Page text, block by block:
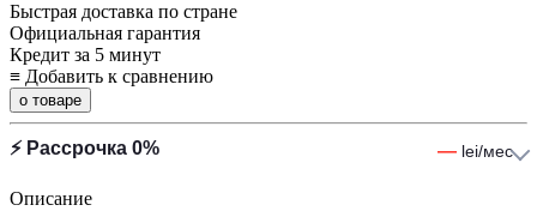
Быстрая доставка по стране
Официальная гарантия
Кредит за 5 минут
≡ Добавить к сравнению
о товаре
⚡ Рассрочка 0% — lei/мес
Описание